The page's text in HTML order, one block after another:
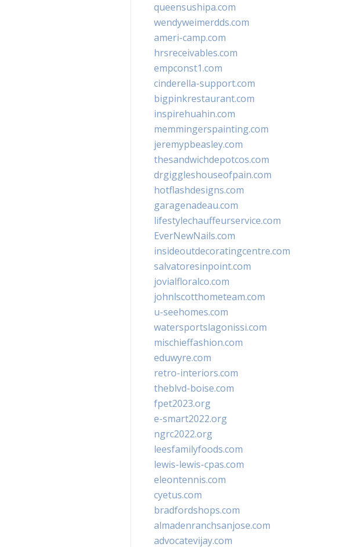
queensushipa.com
wendyweimerdds.com
ameri-camp.com
hrsreceivables.com
empconst1.com
cinderella-support.com
bigpinkrestaurant.com
inspirehuahin.com
memmingerspainting.com
jeremypbeasley.com
thesandwichdepotcos.com
drgiggleshouseofpain.com
hotflashdesigns.com
garagenadeau.com
lifestylechauffeurservice.com
EverNewNails.com
insideoutdecoratingcentre.com
salvatoresinpoint.com
jovialfloralco.com
johnlscotthometeam.com
u-seehomes.com
watersportslagonissi.com
mischieffashion.com
eduwyre.com
retro-interiors.com
theblvd-boise.com
fpet2023.org
e-smart2022.org
ngrc2022.org
leesfamilyfoods.com
lewis-lewis-cpas.com
eleontennis.com
cyetus.com
bradfordshops.com
almadenranchsanjose.com
advocatevijay.com